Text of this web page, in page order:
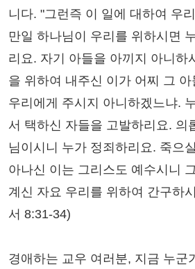
니다. "그런즉 이 일에 대하여 우
만일 하나님이 우리를 위하시면
리요. 자기 아들을 아끼지 아니하
을 위하여 내주신 이가 어찌 그
우리에게 주시지 아니하겠느냐.
서 택하신 자들을 고발하리요. 의
님이시니 누가 정죄하리요. 죽으
아나신 이는 그리스도 예수시니
계신 자요 우리를 위하여 간구하
서 8:31-34)
경애하는 교우 여러분, 지금 누군